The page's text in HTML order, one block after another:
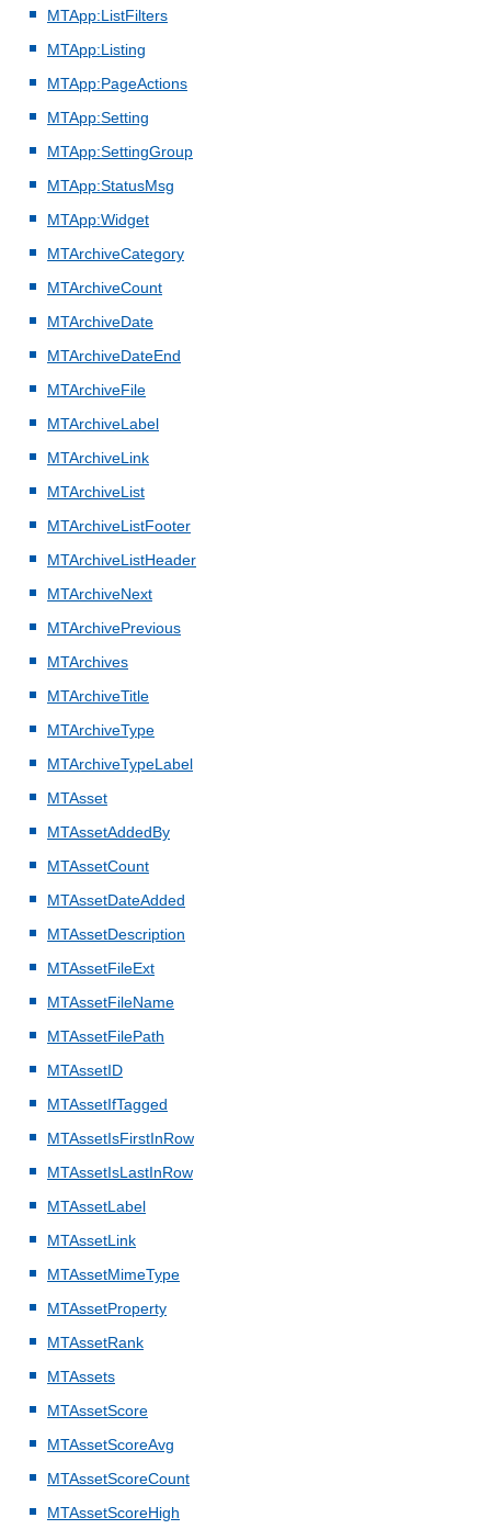
MTApp:ListFilters
MTApp:Listing
MTApp:PageActions
MTApp:Setting
MTApp:SettingGroup
MTApp:StatusMsg
MTApp:Widget
MTArchiveCategory
MTArchiveCount
MTArchiveDate
MTArchiveDateEnd
MTArchiveFile
MTArchiveLabel
MTArchiveLink
MTArchiveList
MTArchiveListFooter
MTArchiveListHeader
MTArchiveNext
MTArchivePrevious
MTArchives
MTArchiveTitle
MTArchiveType
MTArchiveTypeLabel
MTAsset
MTAssetAddedBy
MTAssetCount
MTAssetDateAdded
MTAssetDescription
MTAssetFileExt
MTAssetFileName
MTAssetFilePath
MTAssetID
MTAssetIfTagged
MTAssetIsFirstInRow
MTAssetIsLastInRow
MTAssetLabel
MTAssetLink
MTAssetMimeType
MTAssetProperty
MTAssetRank
MTAssets
MTAssetScore
MTAssetScoreAvg
MTAssetScoreCount
MTAssetScoreHigh